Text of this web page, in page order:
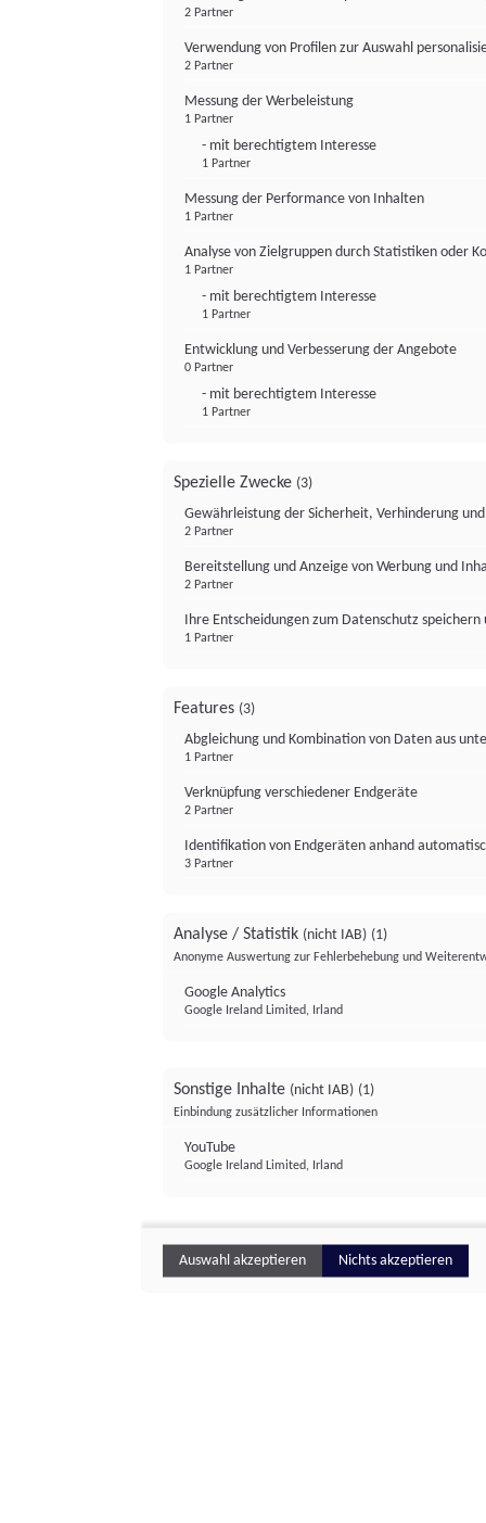
2 Partner
Verwendung von Profilen zur Auswahl
2 Partner
Messung der Werbeleistung
1 Partner
- mit berechtigtem Interesse
1 Partner
Messung der Performance von Inhalten
1 Partner
Analyse von Zielgruppen durch Statistiken oder
1 Partner
- mit berechtigtem Interesse
1 Partner
Entwicklung und Verbesserung der Angebote
0 Partner
- mit berechtigtem Interesse
1 Partner
Spezielle Zwecke (3)
Gewährleistung der Sicherheit, Verhinderung
2 Partner
Bereitstellung und Anzeige von Werbung und
2 Partner
Ihre Entscheidungen zum Datenschutz
1 Partner
Features (3)
Abgleichung und Kombination von Daten aus
1 Partner
Verknüpfung verschiedener Endgeräte
2 Partner
Identifikation von Endgeräten anhand
3 Partner
Analyse / Statistik (nicht IAB) (1)
Anonyme Auswertung zur Fehlerbehebung und
Google Analytics
Google Ireland Limited, Irland
Sonstige Inhalte (nicht IAB) (1)
Einbindung zusätzlicher Informationen
YouTube
Google Ireland Limited, Irland
Auswahl akzeptieren Nichts akzeptieren